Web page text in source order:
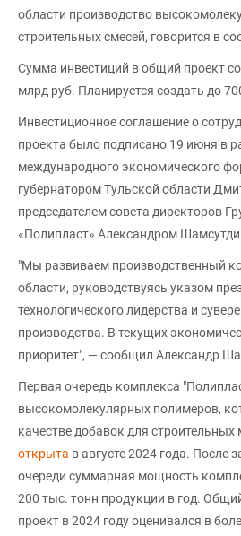
области производство
строительных смесей, говорится в
Сумма инвестиций в общий проект
млрд руб. Планируется создать до
Инвестиционное соглашение о
проекта было подписано 19 июня в
международного экономического
губернатором Тульской области
председателем совета директоров
«Полипласт» Александром
"Мы развиваем производственный
области, руководствуясь указом
технологического лидерства и
производства. В текущих
приоритет", — сообщил Александр
Первая очередь комплекса
высокомолекулярных полимеров,
качестве добавок для строительных
открыта в августе 2024 года. После
очереди суммарная мощность
200 тыс. тонн продукции в год.
проект в 2024 году оценивался в